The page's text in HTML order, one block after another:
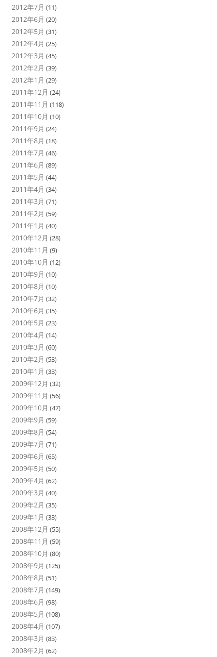
2012年7月 (11)
2012年6月 (20)
2012年5月 (31)
2012年4月 (25)
2012年3月 (45)
2012年2月 (39)
2012年1月 (29)
2011年12月 (24)
2011年11月 (118)
2011年10月 (10)
2011年9月 (24)
2011年8月 (18)
2011年7月 (46)
2011年6月 (89)
2011年5月 (44)
2011年4月 (34)
2011年3月 (71)
2011年2月 (59)
2011年1月 (40)
2010年12月 (28)
2010年11月 (9)
2010年10月 (12)
2010年9月 (10)
2010年8月 (10)
2010年7月 (32)
2010年6月 (35)
2010年5月 (23)
2010年4月 (14)
2010年3月 (60)
2010年2月 (53)
2010年1月 (33)
2009年12月 (32)
2009年11月 (56)
2009年10月 (47)
2009年9月 (59)
2009年8月 (54)
2009年7月 (71)
2009年6月 (65)
2009年5月 (50)
2009年4月 (62)
2009年3月 (40)
2009年2月 (35)
2009年1月 (33)
2008年12月 (55)
2008年11月 (59)
2008年10月 (80)
2008年9月 (125)
2008年8月 (51)
2008年7月 (149)
2008年6月 (98)
2008年5月 (108)
2008年4月 (107)
2008年3月 (83)
2008年2月 (62)